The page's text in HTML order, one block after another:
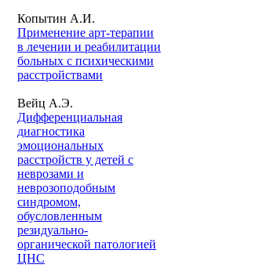
Копытин А.И.
Применение арт-терапии
в лечении и реабилитации
больных с психическими
расстройствами
Вейц А.Э.
Дифференциальная
диагностика
эмоциональных
расстройств у детей с
неврозами и
неврозоподобным
синдромом,
обусловленным
резидуально-
органической патологией
ЦНС